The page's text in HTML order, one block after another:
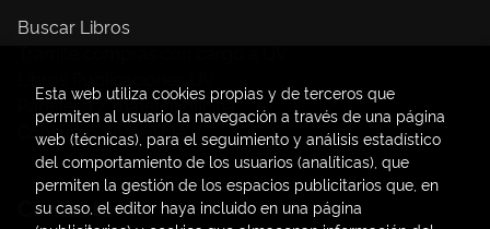
Buscar Libros
Papelería / material oficina
Consumo Sostenible
Contacto
Esta web utiliza cookies propias y de terceros que
permiten al usuario la navegación a través de una página
web (técnicas), para el seguimiento y análisis estadístico
del comportamiento de los usuarios (analíticas), que
permiten la gestión de los espacios publicitarios que, en
su caso, el editor haya incluido en una página